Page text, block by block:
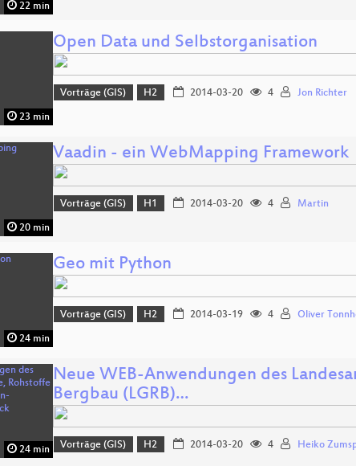
22 min
23 min
Open Data und Selbstorganisation
Vorträge (GIS) H2 2014-03-20 4 Jon Richter
20 min
Vaadin - ein WebMapping Framework
Vorträge (GIS) H1 2014-03-20 4 Martin
24 min
Geo mit Python
Vorträge (GIS) H2 2014-03-19 4 Oliver
24 min
Neue WEB-Anwendungen des
Bergbau (LGRB)…
Vorträge (GIS) H2 2014-03-20 4 Heiko